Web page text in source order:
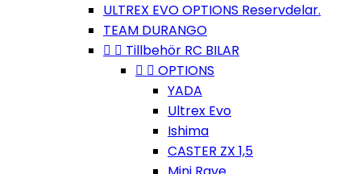
ULTREX EVO OPTIONS Reservdelar.
TEAM DURANGO
  Tillbehör RC BILAR
  OPTIONS
YADA
Ultrex Evo
Ishima
CASTER ZX 1,5